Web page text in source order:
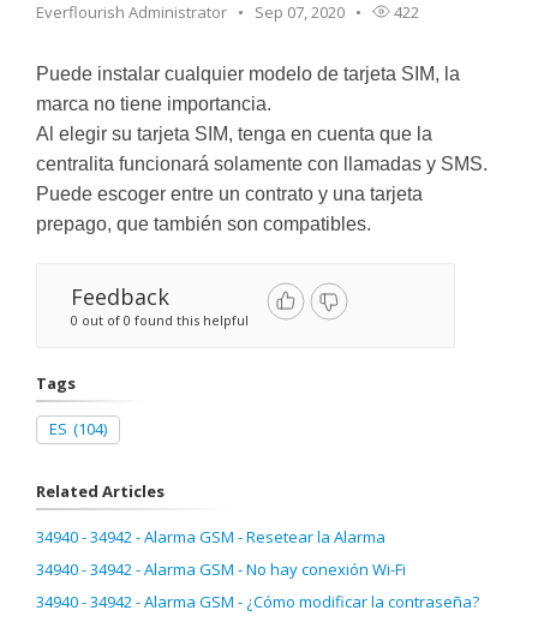
Everflourish Administrator Sep 07, 2020 422
Puede instalar cualquier modelo de tarjeta SIM, la
marca no tiene importancia.
Al elegir su tarjeta SIM, tenga en cuenta que la
centralita funcionará solamente con llamadas y SMS.
Puede escoger entre un contrato y una tarjeta
prepago, que también son compatibles.
Feedback
0 out of 0 found this helpful
Tags
ES (104)
Related Articles
34940 - 34942 - Alarma GSM - Resetear la Alarma
34940 - 34942 - Alarma GSM - No hay conexión Wi-Fi
34940 - 34942 - Alarma GSM - ¿Cómo modificar la contraseña?